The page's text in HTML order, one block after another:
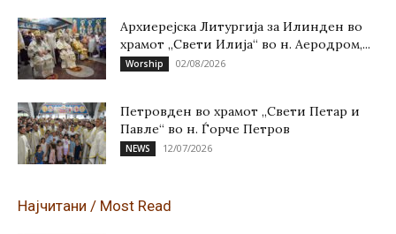
Архиерејска Литургија за Илинден во
храмот „Свети Илија“ во н. Аеродром,...
Worship 02/08/2026
Петровден во храмот „Свети Петар и
Павле“ во н. Ѓорче Петров
NEWS 12/07/2026
Најчитани / Most Read